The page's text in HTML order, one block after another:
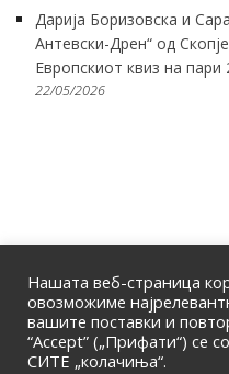
Дарија Боризовска и
Антевски-Дрен“ од
Европскиот квиз на пари
22/05/2026
Нашата веб-страница
овозможиме
вашите поставки и
“Accept” („Прифати“) се
СИТЕ „колачиња“.